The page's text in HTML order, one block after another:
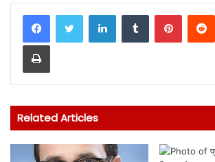
LinkedInTumblr Pinterest
Print
Related Articles